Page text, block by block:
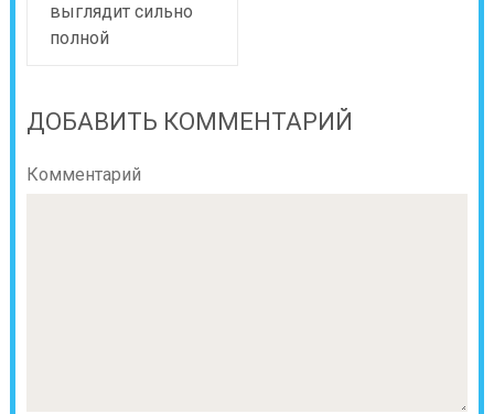
выглядит сильно
полной
ДОБАВИТЬ КОММЕНТАРИЙ
Комментарий